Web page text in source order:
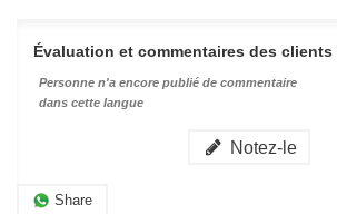
Évaluation et commentaires des clients
Personne n'a encore publié de commentaire
dans cette langue
Notez-le
Share